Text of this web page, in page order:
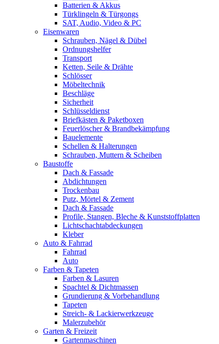
Batterien & Akkus
Türklingeln & Türgongs
SAT, Audio, Video & PC
Eisenwaren
Schrauben, Nägel & Dübel
Ordnungshelfer
Transport
Ketten, Seile & Drähte
Schlösser
Möbeltechnik
Beschläge
Sicherheit
Schlüsseldienst
Briefkästen & Paketboxen
Feuerlöscher & Brandbekämpfung
Bauelemente
Schellen & Halterungen
Schrauben, Muttern & Scheiben
Baustoffe
Dach & Fassade
Abdichtungen
Trockenbau
Putz, Mörtel & Zement
Dach & Fassade
Profile, Stangen, Bleche & Kunststoffplatten
Lichtschachtabdeckungen
Kleber
Auto & Fahrrad
Fahrrad
Auto
Farben & Tapeten
Farben & Lasuren
Spachtel & Dichtmassen
Grundierung & Vorbehandlung
Tapeten
Streich- & Lackierwerkzeuge
Malerzubehör
Garten & Freizeit
Gartenmaschinen